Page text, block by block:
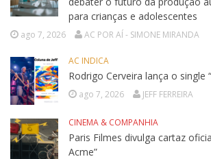
para crianças e adolescentes
ago 7, 2026 AC POR AÍ - SIMONE MIRANDA
AC INDICA
Rodrigo Cerveira lança o single
ago 7, 2026 JEFF FERREIRA
CINEMA & COMPANHIA
Paris Filmes divulga cartaz
Acme”